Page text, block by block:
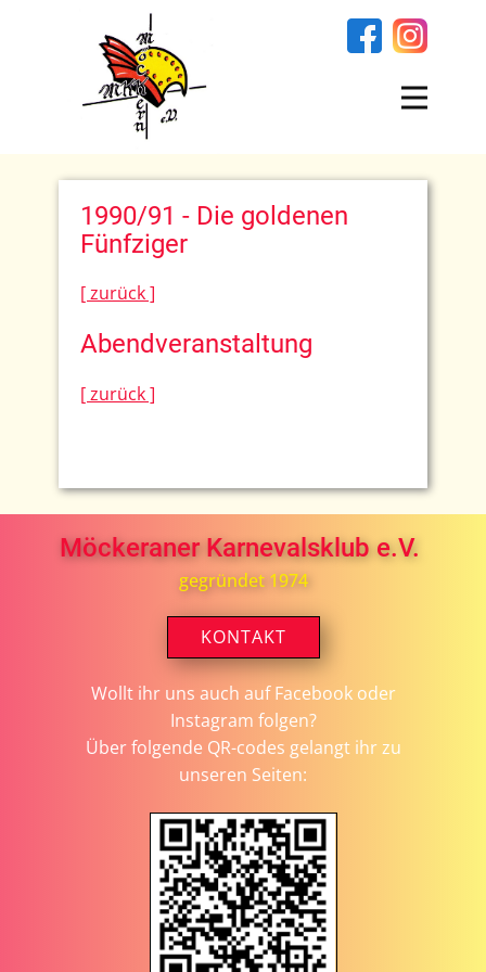
1990/91 - Die goldenen
Fünfziger
[ zurück ]
Abendveranstaltung
[ zurück ]
Möckeraner Karnevalsklub e.V.
gegründet 1974
KONTAKT
Wollt ihr uns auch auf Facebook oder
Instagram folgen?
Über folgende QR-codes gelangt ihr zu
unseren Seiten: